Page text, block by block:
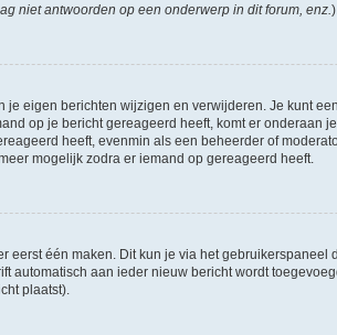
niet antwoorden op een onderwerp in dit forum, enz.
eigen berichten wijzigen en verwijderen. Je kunt
op je bericht gereageerd heeft, komt er
heeft, evenmin als een beheerder of
mogelijk zodra er iemand op gereageerd heeft.
eerst één maken. Dit kun je via het gebruikerspaneel
automatisch aan ieder nieuw bericht wordt
plaatst).